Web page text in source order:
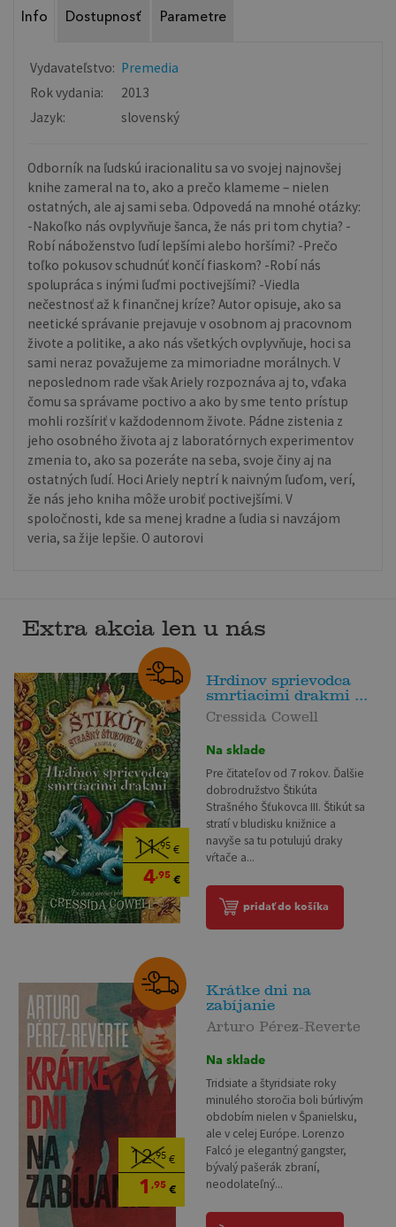
Info Dostupnosť Parametre
Vydavateľstvo: Premedia
Rok vydania:
2013
Jazyk:
slovenský
Odborník na ľudskú iracionalitu sa vo svojej najnovšej
knihe zameral na to, ako a prečo klameme – nielen
ostatných, ale aj sami seba. Odpovedá na mnohé otázky:
-Nakoľko nás ovplyvňuje šanca, že nás pri tom chytia? -
Robí náboženstvo ľudí lepšími alebo horšími? -Prečo
toľko pokusov schudnúť končí fiaskom? -Robí nás
spolupráca s inými ľuďmi poctivejšími? -Viedla
nečestnosť až k finančnej kríze? Autor opisuje, ako sa
neetické správanie prejavuje v osobnom aj pracovnom
živote a politike, a ako nás všetkých ovplyvňuje, hoci sa
sami neraz považujeme za mimoriadne morálnych. V
neposlednom rade však Ariely rozpoznáva aj to, vďaka
čomu sa správame poctivo a ako by sme tento prístup
mohli rozšíriť v každodennom živote. Pádne zistenia z
jeho osobného života aj z laboratórnych experimentov
zmenia to, ako sa pozeráte na seba, svoje činy aj na
ostatných ľudí. Hoci Ariely neptrí k naivným ľuďom, verí,
že nás jeho kniha môže urobiť poctivejšími. V
spoločnosti, kde sa menej kradne a ľudia si navzájom
veria, sa žije lepšie. O autorovi
Extra akcia len u nás
11,95€
4,95€
Hrdinov sprievodca
smrtiacimi drakmi ...
Cressida Cowell
Na sklade
Pre čitateľov od 7 rokov. Ďalšie
dobrodružstvo Štikúta
Strašného Šťukovca III. Štikút sa
stratí v bludisku knižnice a
navyše sa tu potulujú draky
vŕtače a...
pridať do košíka
12,95€
1 ,95€
Krátke dni na
zabíjanie
Arturo Pérez-Reverte
Na sklade
Tridsiate a štyridsiate roky
minulého storočia boli búrlivým
obdobím nielen v Španielsku,
ale v celej Európe. Lorenzo
Falcó je elegantný gangster,
bývalý pašerák zbraní,
neodolateľný...